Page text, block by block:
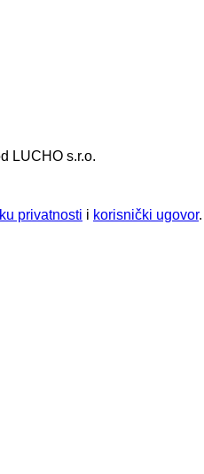
LUCHO s.r.o.
privatnosti i korisnički ugovor.